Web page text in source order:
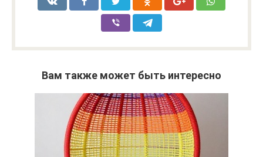
Вам также может быть интересно